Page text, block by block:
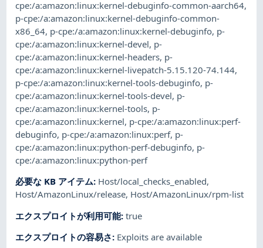
cpe:/a:amazon:linux:kernel-debuginfo-common-aarch64,
p-cpe:/a:amazon:linux:kernel-debuginfo-common-
x86_64, p-cpe:/a:amazon:linux:kernel-debuginfo, p-
cpe:/a:amazon:linux:kernel-devel, p-
cpe:/a:amazon:linux:kernel-headers, p-
cpe:/a:amazon:linux:kernel-livepatch-5.15.120-74.144,
p-cpe:/a:amazon:linux:kernel-tools-debuginfo, p-
cpe:/a:amazon:linux:kernel-tools-devel, p-
cpe:/a:amazon:linux:kernel-tools, p-
cpe:/a:amazon:linux:kernel, p-cpe:/a:amazon:linux:perf-
debuginfo, p-cpe:/a:amazon:linux:perf, p-
cpe:/a:amazon:linux:python-perf-debuginfo, p-
cpe:/a:amazon:linux:python-perf
必要な KB アイテム: Host/local_checks_enabled,
Host/AmazonLinux/release, Host/AmazonLinux/rpm-list
エクスプロイトが利用可能:true
エクスプロイトの容易さ: Exploits are available